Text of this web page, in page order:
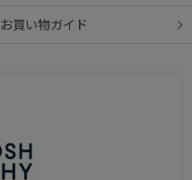
お買い物ガイド